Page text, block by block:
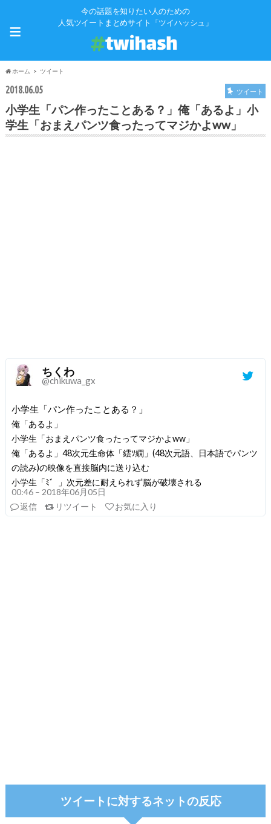
今の話題を知りたい人のための
人気ツイートまとめサイト「ツイハッシュ」
≡
ホーム ツイート
2018.06.05 ツイート
小学生「パン作ったことある？」俺「あるよ」小
学生「おまえパンツ食ったってマジかよww」
ちくわ
@chikuwa_gx
小学生「パン作ったことある？」
俺「あるよ」
小学生「おまえパンツ食ったってマジかよww」
俺「あるよ」48次元生命体「繧ｿ繝」(48次元語、日本語でパンツ
の読み)の映像を直接脳内に送り込む
小学生「ﾐ゛」次元差に耐えられず脳が破壊される
00:46 – 2018年06月05日
返信
リツイート お気に入り
ツイートに対するネットの反応